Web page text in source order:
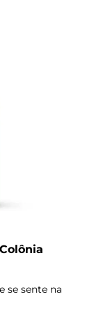
se sente na